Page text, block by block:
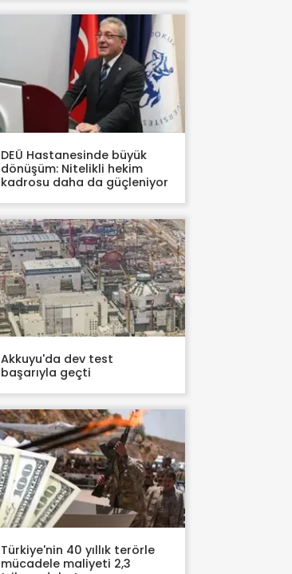
DEÜ Hastanesinde büyük
dönüşüm: Nitelikli hekim
kadrosu daha da güçleniyor
Akkuyu'da dev test
başarıyla geçti
Türkiye'nin 40 yıllık terörle
mücadele maliyeti 2,3